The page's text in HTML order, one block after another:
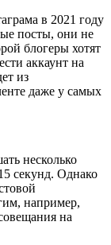
в 2021 году
посты, они не
блогеры хотят
аккаунт на
из
даже у самых
несколько
секунд. Однако
например,
на